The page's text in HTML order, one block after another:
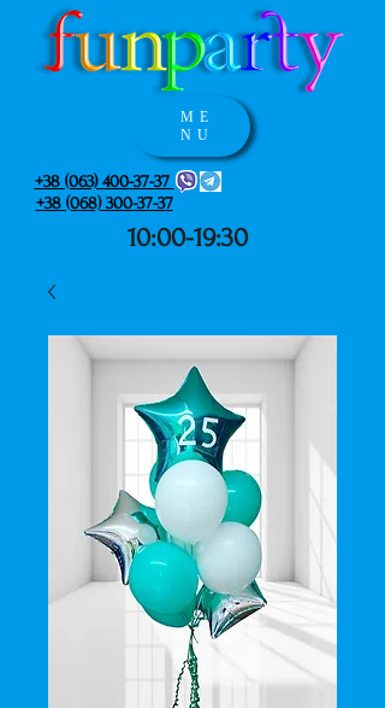
+38 (063) 400-37-37
+38 (068) 300-37-37
10:00-19:30
ME
NU